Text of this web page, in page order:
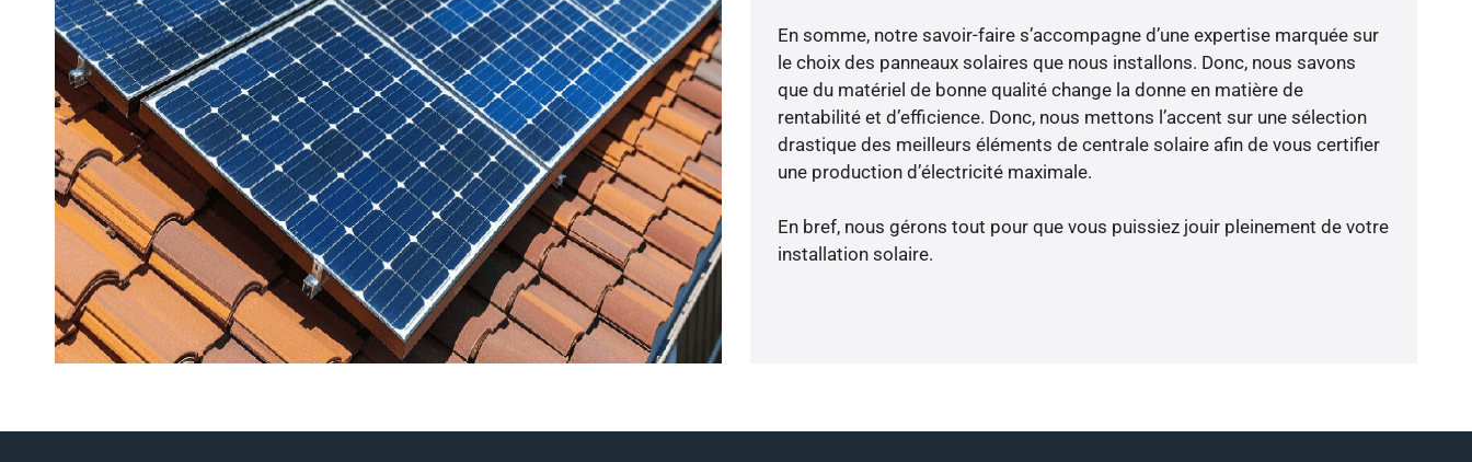
En somme, notre savoir-faire s’accompagne d’une expertise marquée sur
le choix des panneaux solaires que nous installons. Donc, nous savons
que du matériel de bonne qualité change la donne en matière de
rentabilité et d’efficience. Donc, nous mettons l’accent sur une sélection
drastique des meilleurs éléments de centrale solaire afin de vous certifier
une production d’électricité maximale.
En bref, nous gérons tout pour que vous puissiez jouir pleinement de votre
installation solaire.